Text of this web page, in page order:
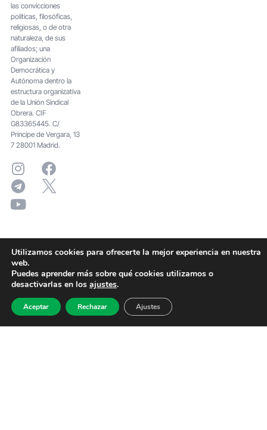
las convicciones
políticas, filosóficas,
religiosas, o de otra
naturaleza, de sus
afiliados; una
Organización
Democrática y
Autónoma dentro la
estructura organizativa
de la Unión Sindical
Obrera. CIF
G83365445. C/
Principe de Vergara, 13
7 28001 Madrid.
Utilizamos cookies para ofrecerte la mejor experiencia en nuestra
web.
Puedes aprender más sobre qué cookies utilizamos o
desactivarlas en los ajustes.
Aceptar Rechazar Ajustes